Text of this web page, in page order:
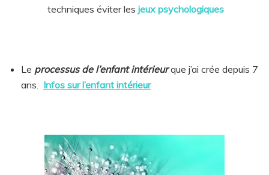
techniques éviter les jeux psychologiques
Le processus de l’enfant intérieurque j’ai crée depuis 7
ans. Infos sur l’enfant intérieur